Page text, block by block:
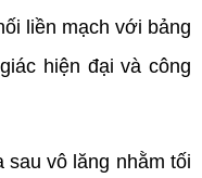
liền mạch với bảng
hiện đại và công
vô lăng nhằm tối